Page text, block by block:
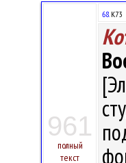
961
полный
текст
68.К73